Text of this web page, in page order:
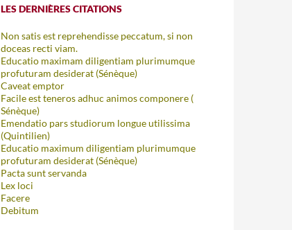
LES DERNIÈRES CITATIONS
Non satis est reprehendisse peccatum, si non
doceas recti viam.
Educatio maximam diligentiam plurimumque
profuturam desiderat (Sénèque)
Caveat emptor
Facile est teneros adhuc animos componere (
Sénèque)
Emendatio pars studiorum longue utilissima
(Quintilien)
Educatio maximum diligentiam plurimumque
profuturam desiderat (Sénèque)
Pacta sunt servanda
Lex loci
Facere
Debitum